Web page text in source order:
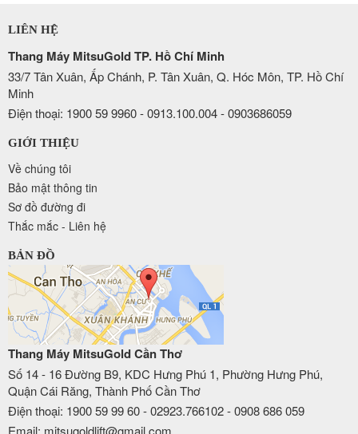
LIÊN HỆ
Thang Máy MitsuGold TP. Hồ Chí Minh
33/7 Tân Xuân, Ấp Chánh, P. Tân Xuân, Q. Hóc Môn, TP. Hồ Chí
Minh
Điện thoại: 1900 59 9960 - 0913.100.004 - 0903686059
GIỚI THIỆU
Về chúng tôi
Bảo mật thông tin
Sơ đồ đường đi
Thắc mắc - Liên hệ
BẢN ĐỒ
Thang Máy MitsuGold Cần Thơ
Số 14 - 16 Đường B9, KDC Hưng Phú 1, Phường Hưng Phú,
Quận Cái Răng, Thành Phố Cần Thơ
Điện thoại: 1900 59 99 60 - 02923.766102 - 0908 686 059
Email: mitsugoldlift@gmail.com